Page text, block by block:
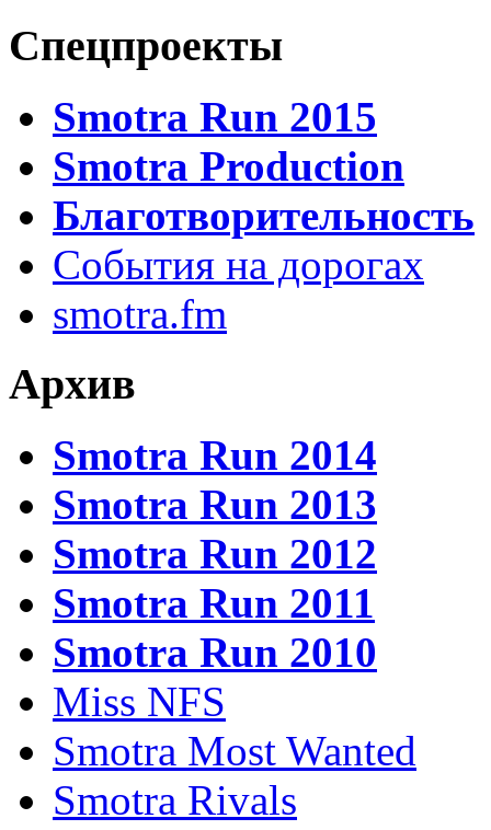
Спецпроекты
Smotra Run 2015
Smotra Production
Благотворительность
События на дорогах
smotra.fm
Архив
Smotra Run 2014
Smotra Run 2013
Smotra Run 2012
Smotra Run 2011
Smotra Run 2010
Miss NFS
Smotra Most Wanted
Smotra Rivals